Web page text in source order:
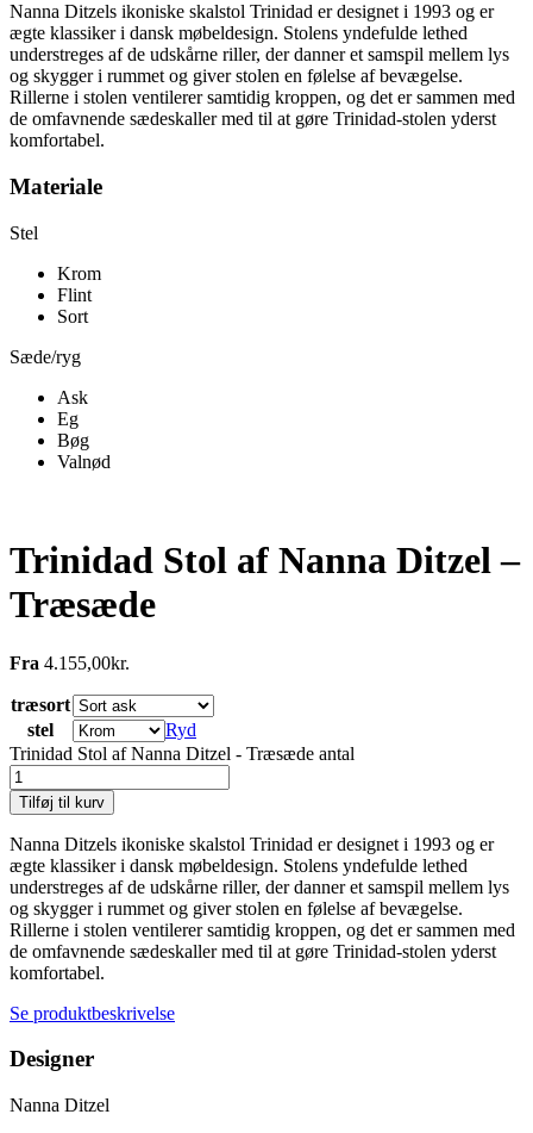
Nanna Ditzels ikoniske skalstol Trinidad er designet i 1993 og er
ægte klassiker i dansk møbeldesign. Stolens yndefulde lethed
understreges af de udskårne riller, der danner et samspil mellem lys
og skygger i rummet og giver stolen en følelse af bevægelse.
Rillerne i stolen ventilerer samtidig kroppen, og det er sammen med
de omfavnende sædeskaller med til at gøre Trinidad-stolen yderst
komfortabel.
Materiale
Stel
Krom
Flint
Sort
Sæde/ryg
Ask
Eg
Bøg
Valnød
Trinidad Stol af Nanna Ditzel –
Træsæde
Fra 4.155,00kr.
træsort
stel
Ryd
Trinidad Stol af Nanna Ditzel - Træsæde antal
Tilføj til kurv
Nanna Ditzels ikoniske skalstol Trinidad er designet i 1993 og er
ægte klassiker i dansk møbeldesign. Stolens yndefulde lethed
understreges af de udskårne riller, der danner et samspil mellem lys
og skygger i rummet og giver stolen en følelse af bevægelse.
Rillerne i stolen ventilerer samtidig kroppen, og det er sammen med
de omfavnende sædeskaller med til at gøre Trinidad-stolen yderst
komfortabel.
Se produktbeskrivelse
Designer
Nanna Ditzel